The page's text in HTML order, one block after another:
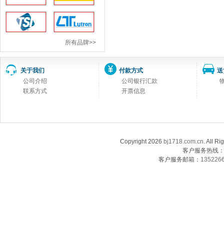
所有品牌>>
关于我们
公司介绍
联系方式
付款方式
公司银行汇款
开票信息
Copyright 2026 bj1718.com.cn. All
客户服务热线
客户服务邮箱：